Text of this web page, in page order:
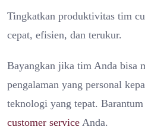
Tingkatkan produktivitas tim
cepat, efisien, dan terukur.
Bayangkan jika tim Anda bisa
pengalaman yang personal
teknologi yang tepat.
customer service Anda.